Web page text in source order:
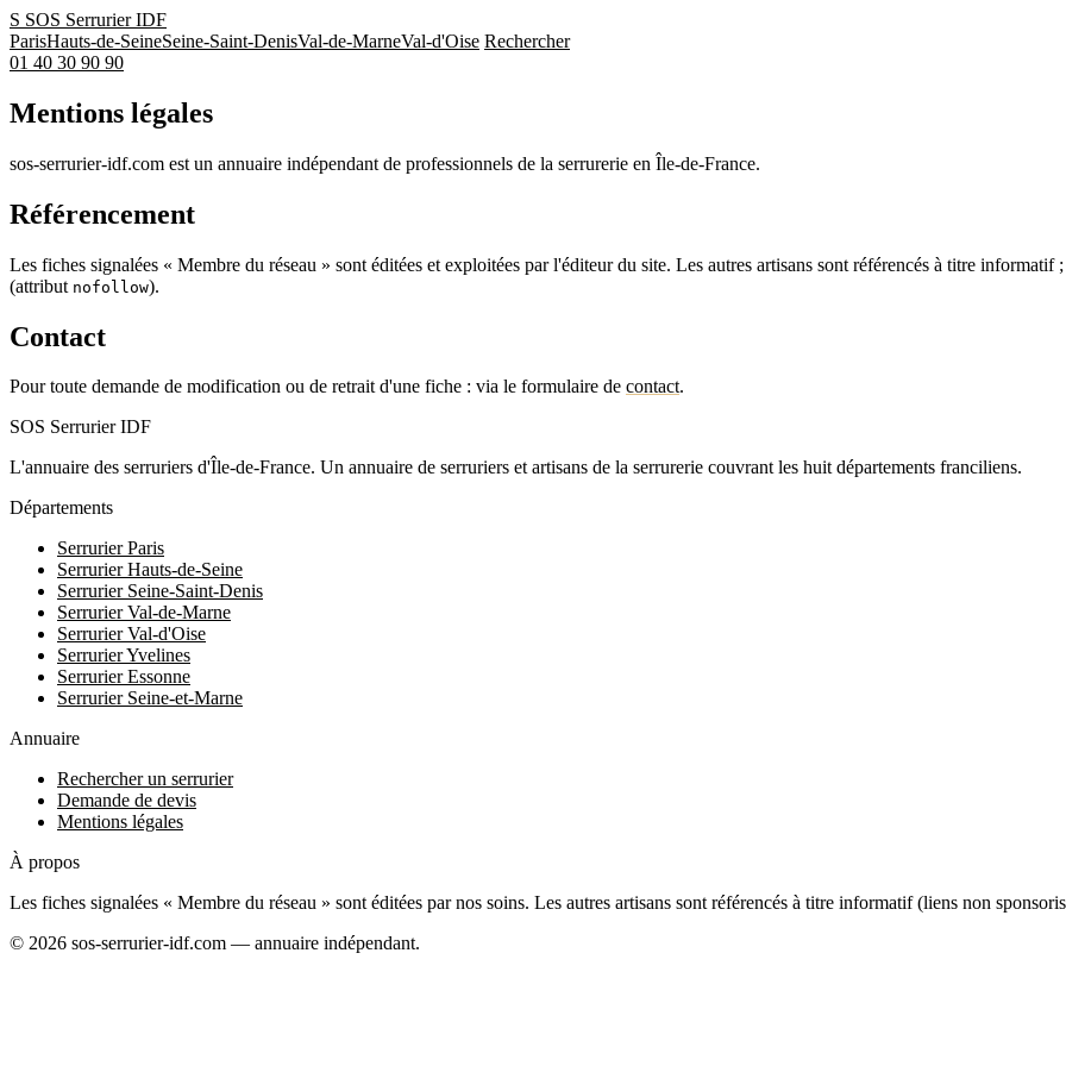
S SOS SerrurierIDF
ParisHauts-de-SeineSeine-Saint-DenisVal-de-MarneVal-d'Oise Rechercher
01 40 30 90 90
Mentions légales
sos-serrurier-idf.com est un annuaire indépendant de professionnels de la serrurerie en Île-de-France.
Référencement
Les fiches signalées « Membre du réseau » sont éditées et exploitées par l'éditeur du site. Les autres artisans sont référencés à titre informatif
(attribut nofollow).
Contact
Pour toute demande de modification ou de retrait d'une fiche : via le formulaire de contact.
SOS SerrurierIDF
L'annuaire des serruriers d'Île-de-France. Un annuaire de serruriers et artisans de la serrurerie couvrant les huit départements franciliens.
Départements
Serrurier Paris
Serrurier Hauts-de-Seine
Serrurier Seine-Saint-Denis
Serrurier Val-de-Marne
Serrurier Val-d'Oise
Serrurier Yvelines
Serrurier Essonne
Serrurier Seine-et-Marne
Annuaire
Rechercher un serrurier
Demande de devis
Mentions légales
À propos
Les fiches signalées « Membre du réseau » sont éditées par nos soins. Les autres artisans sont référencés à titre informatif (liens non
© 2026 sos-serrurier-idf.com — annuaire indépendant.